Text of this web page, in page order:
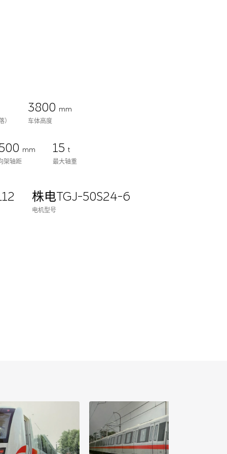
）
3800 mm
车体高度
mm
架轴距
15t
最大轴重
株电TGJ-50S24-6
电机型号